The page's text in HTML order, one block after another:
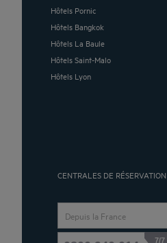
Hôtels Pornic
Hôtels Bangkok
Hôtels La Baule
Hôtels Saint-Malo
Hôtels Lyon
CENTRALES DE RÉSERVATION
Depuis la France
7/7